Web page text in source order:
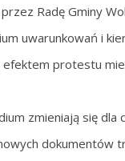
Radę Gminy
uwarunkowań i
protestu
zmieniają się dla
dokumentów